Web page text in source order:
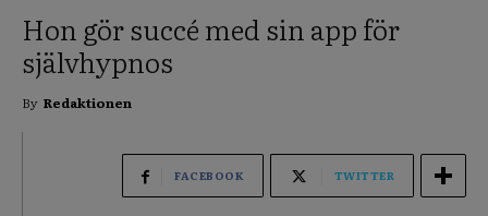
Hon gör succé med sin app för
självhypnos
By Redaktionen
FACEBOOK TWITTER